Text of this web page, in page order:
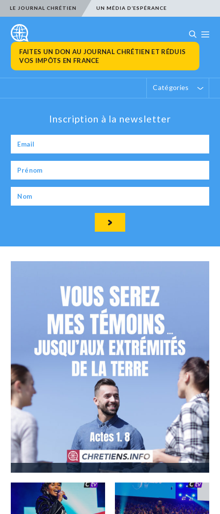
LE JOURNAL CHRÉTIEN UN MÉDIA D’ESPÉRANCE
FAITES UN DON AU JOURNAL CHRÉTIEN ET RÉDUIS
VOS IMPÔTS EN FRANCE
Catégories
Inscription à la newsletter